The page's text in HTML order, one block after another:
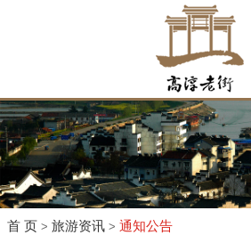
首 页 > 旅游资讯 > 通知公告